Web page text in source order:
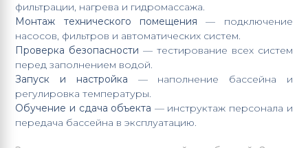
фильтрации, нагрева и гидромассажа.
Монтаж технического помещения — подключение
насосов, фильтров и автоматических систем.
Проверка безопасности — тестирование всех систем
перед заполнением водой.
Запуск и настройка — наполнение бассейна и
регулировка температуры.
Обучение и сдача объекта — инструктаж персонала и
передача бассейна в эксплуатацию.